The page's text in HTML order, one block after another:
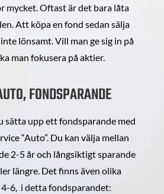
mycket. Oftast är det bara låta
Att köpa en fond sedan sälja
lönsamt. Vill man ge sig in på
man fokusera på aktier.
FONDSPARANDE
sätta upp ett fondsparande med
“Auto”. Du kan välja mellan
2-5 år och långsiktigt sparande
längre. Det finns även olika
6, i detta fondsparandet: